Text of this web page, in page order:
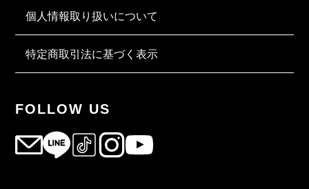
個人情報取り扱いについて
特定商取引法に基づく表示
FOLLOW US